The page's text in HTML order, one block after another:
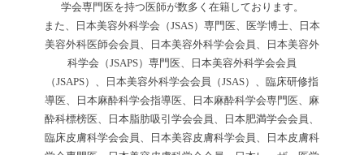
学会専門医を持つ医師が数多く在籍しております。
また、日本美容外科学会（JSAS）専門医、医学博士、日本
美容外科医師会会員、日本美容外科学会会員、日本美容外
科学会（JSAPS）専門医、日本美容外科学会会員
（JSAPS）、日本美容外科学会会員（JSAS）、臨床研修指
導医、日本麻酔科学会指導医、日本麻酔科学会専門医、麻
酔科標榜医、日本脂肪吸引学会会員、日本肥満学会会員、
臨床皮膚科学会会員、日本美容皮膚科学会員、日本皮膚科